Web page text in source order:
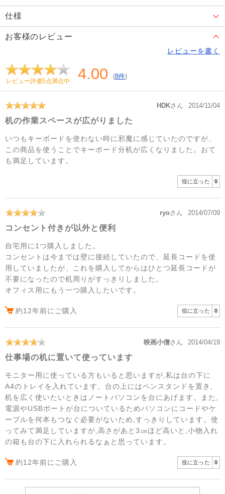
仕様
お客様のレビュー
レビューを書く
レビュー評価5点満点中 4.00 (8件)
HDKさん 2014/11/04
机の作業スペースが広がりました
いつもキーボードを使わない時に邪魔に感じていたのですが、
この商品を使うことでキーボード分机が広くなりました。おて
も満足しています。
役に立った 0
ryoさん 2014/07/09
コンセント付きが以外と便利
自宅用に1つ購入しました。
コンセントは今までは壁に接続していたので、延長コードを使
用していましたが、これを購入してからはひとつ延長コードが
不要になったので机周りがすっきりしました。
オフィス用にもう一つ購入したいです。
約12年前にご購入 役に立った 0
映画小僧さん 2014/04/19
仕事場の机に置いて使っています
モニター用に使っている方もいると思いますが,私は台の下に
A4のトレイを入れています。台の上にはペンスタンドを置き,
机を広く使いたいときはノートパソコンを台にあげます。また,
電源やUSBポートが台についているためパソコンにコードやケ
ーブルを何本もつなぐ必要がないため,すっきりしています。使
ってみて満足していますが,高さがあと3㎝ほど高いと,小物入れ
の箱も台の下に入れられるなぁと思っています。
約12年前にご購入 役に立った 0